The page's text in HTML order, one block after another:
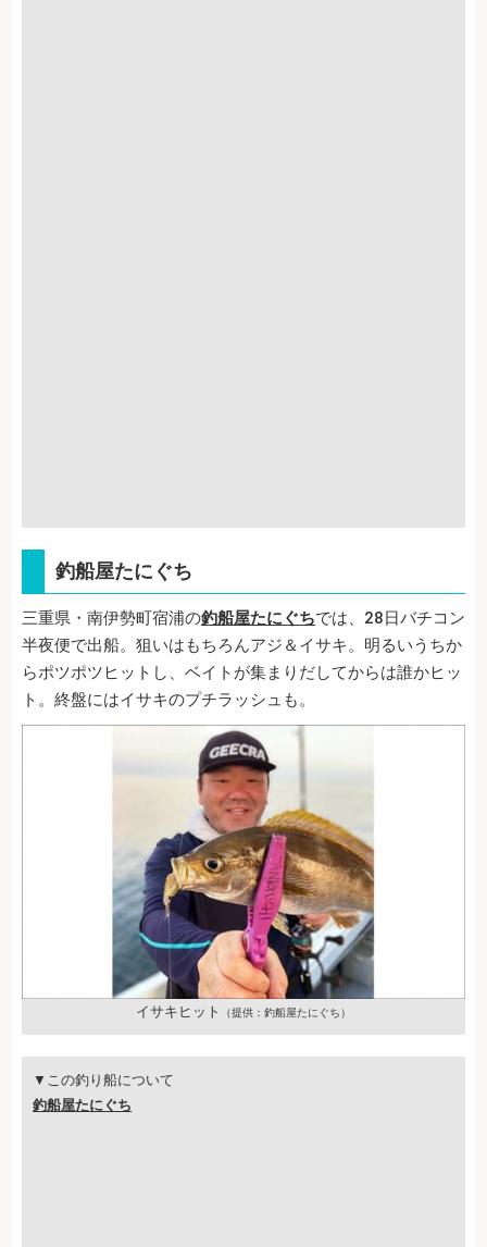
釣船屋たにぐち
三重県・南伊勢町宿浦の釣船屋たにぐちでは、28日バチコン
半夜便で出船。狙いはもちろんアジ＆イサキ。明るいうちか
らポツポツヒットし、ベイトが集まりだしてからは誰かヒッ
ト。終盤にはイサキのプチラッシュも。
イサキヒット （提供：釣船屋たにぐち）
▼この釣り船について
釣船屋たにぐち